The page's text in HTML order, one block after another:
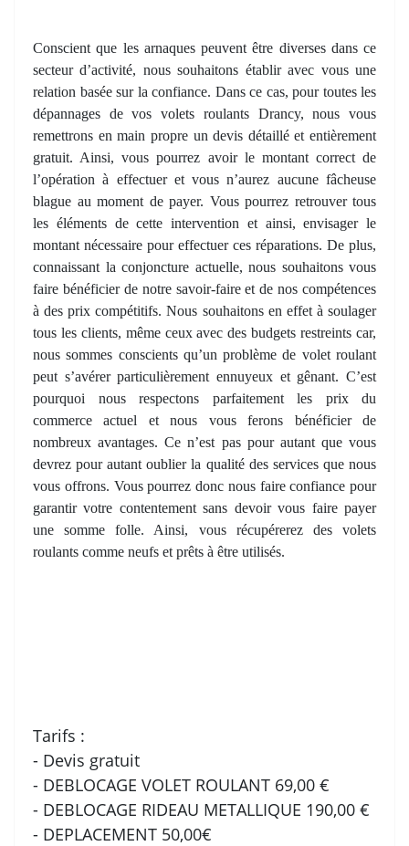
Conscient que les arnaques peuvent être diverses dans ce
secteur d’activité, nous souhaitons établir avec vous une
relation basée sur la confiance. Dans ce cas, pour toutes les
dépannages de vos volets roulants Drancy, nous vous
remettrons en main propre un devis détaillé et entièrement
gratuit. Ainsi, vous pourrez avoir le montant correct de
l’opération à effectuer et vous n’aurez aucune fâcheuse
blague au moment de payer. Vous pourrez retrouver tous
les éléments de cette intervention et ainsi, envisager le
montant nécessaire pour effectuer ces réparations. De plus,
connaissant la conjoncture actuelle, nous souhaitons vous
faire bénéficier de notre savoir-faire et de nos compétences
à des prix compétitifs. Nous souhaitons en effet à soulager
tous les clients, même ceux avec des budgets restreints car,
nous sommes conscients qu’un problème de volet roulant
peut s’avérer particulièrement ennuyeux et gênant. C’est
pourquoi nous respectons parfaitement les prix du
commerce actuel et nous vous ferons bénéficier de
nombreux avantages. Ce n’est pas pour autant que vous
devrez pour autant oublier la qualité des services que nous
vous offrons. Vous pourrez donc nous faire confiance pour
garantir votre contentement sans devoir vous faire payer
une somme folle. Ainsi, vous récupérerez des volets
roulants comme neufs et prêts à être utilisés.
Tarifs :
- Devis gratuit
- DEBLOCAGE VOLET ROULANT 69,00 €
- DEBLOCAGE RIDEAU METALLIQUE 190,00 €
- DEPLACEMENT 50,00€